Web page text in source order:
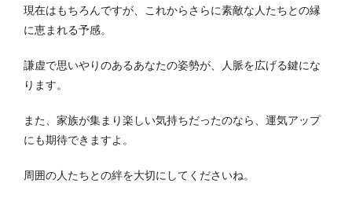
現在はもちろんですが、これからさらに素敵な人たちとの縁
に恵まれる予感。
謙虚で思いやりのあるあなたの姿勢が、人脈を広げる鍵にな
ります。
また、家族が集まり楽しい気持ちだったのなら、運気アップ
にも期待できますよ。
周囲の人たちとの絆を大切にしてくださいね。